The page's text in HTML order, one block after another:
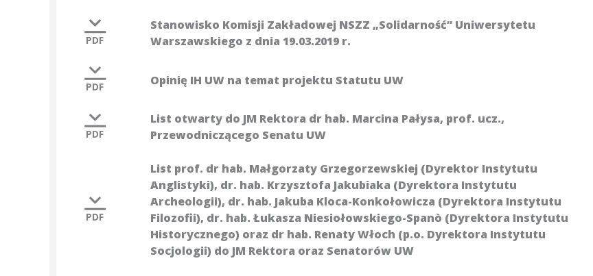
PDF
Stanowisko Komisji Zakładowej NSZZ „Solidarność” Uniwersytetu
Warszawskiego z dnia 19.03.2019 r.
PDF Opinię IH UW na temat projektu Statutu UW
PDF
List otwarty do JM Rektora dr hab. Marcina Pałysa, prof. ucz.,
Przewodniczącego Senatu UW
PDF
List prof. dr hab. Małgorzaty Grzegorzewskiej (Dyrektor Instytutu
Anglistyki), dr. hab. Krzysztofa Jakubiaka (Dyrektora Instytutu
Archeologii), dr. hab. Jakuba Kloca-Konkołowicza (Dyrektora Instytutu
Filozofii), dr. hab. Łukasza Niesiołowskiego-Spanò (Dyrektora Instytutu
Historycznego) oraz dr hab. Renaty Włoch (p.o. Dyrektora Instytutu
Socjologii) do JM Rektora oraz Senatorów UW